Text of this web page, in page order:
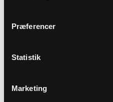
Præferencer
Statistik
Marketing